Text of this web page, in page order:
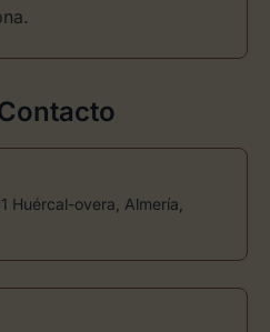
Huércal-overa, Almería,